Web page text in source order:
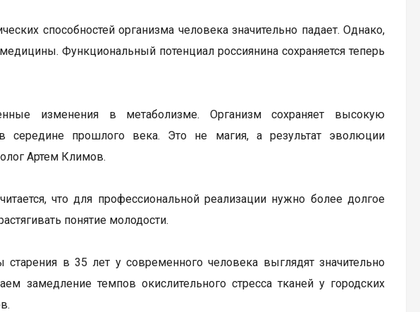
способностей организма человека значительно падает. Однако,
Функциональный потенциал россиянина сохраняется теперь
изменения в метаболизме. Организм сохраняет высокую
середине прошлого века. Это не магия, а результат эволюции
Артем Климов.
что для профессиональной реализации нужно более долгое
понятие молодости.
старения в 35 лет у современного человека выглядят значительно
замедление темпов окислительного стресса тканей у городских